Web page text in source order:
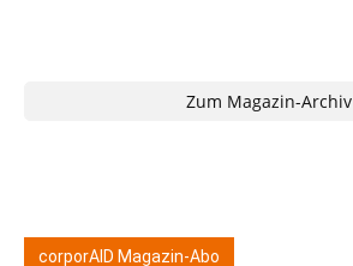
Zum Magazin-Archiv
corporAID Magazin-Abo